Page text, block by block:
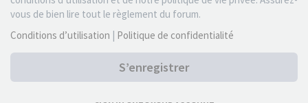
vous de bien lire tout le règlement du forum.
Conditions d’utilisation | Politique de confidentialité
S’enregistrer